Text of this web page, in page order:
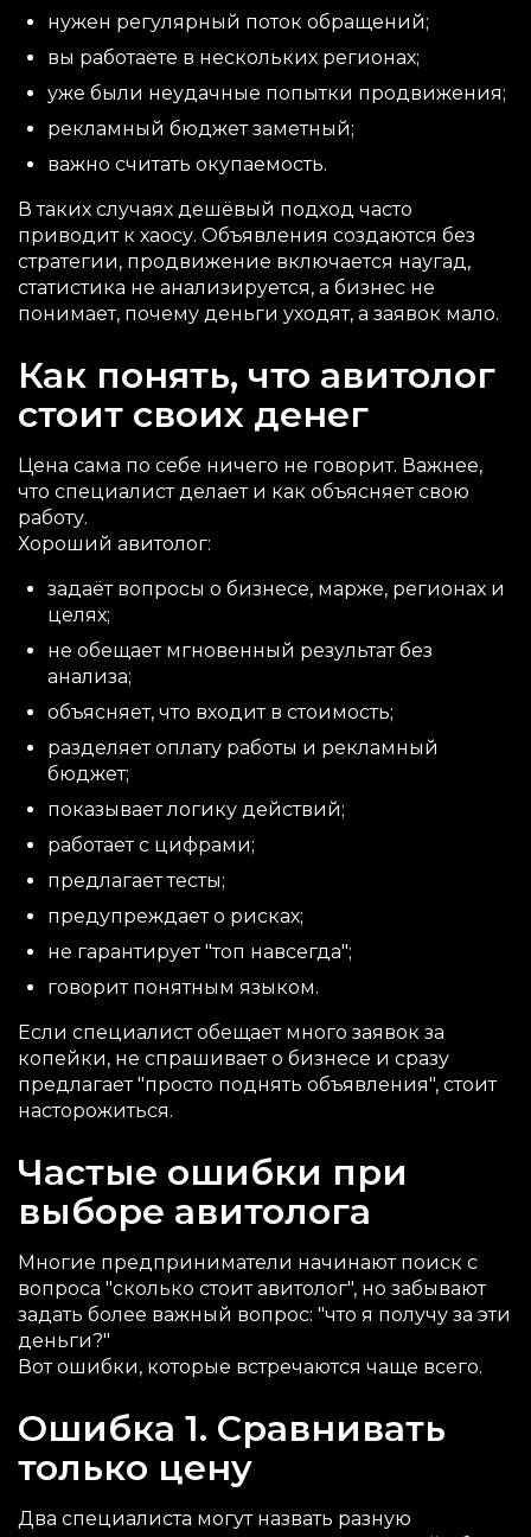
нужен регулярный поток обращений;
вы работаете в нескольких регионах;
уже были неудачные попытки продвижения;
рекламный бюджет заметный;
важно считать окупаемость.
В таких случаях дешёвый подход часто
приводит к хаосу. Объявления создаются без
стратегии, продвижение включается наугад,
статистика не анализируется, а бизнес не
понимает, почему деньги уходят, а заявок мало.
Как понять, что авитолог
стоит своих денег
Цена сама по себе ничего не говорит. Важнее,
что специалист делает и как объясняет свою
работу.
Хороший авитолог:
задаёт вопросы о бизнесе, марже, регионах и
целях;
не обещает мгновенный результат без
анализа;
объясняет, что входит в стоимость;
разделяет оплату работы и рекламный
бюджет;
показывает логику действий;
работает с цифрами;
предлагает тесты;
предупреждает о рисках;
не гарантирует "топ навсегда";
говорит понятным языком.
Если специалист обещает много заявок за
копейки, не спрашивает о бизнесе и сразу
предлагает "просто поднять объявления", стоит
насторожиться.
Частые ошибки при
выборе авитолога
Многие предприниматели начинают поиск с
вопроса "сколько стоит авитолог", но забывают
задать более важный вопрос: "что я получу за эти
деньги?"
Вот ошибки, которые встречаются чаще всего.
Ошибка 1. Сравнивать
только цену
Два специалиста могут назвать разную